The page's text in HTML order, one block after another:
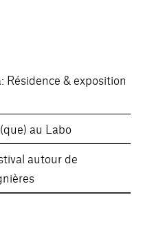
Résidence & exposition
au Labo
autour de